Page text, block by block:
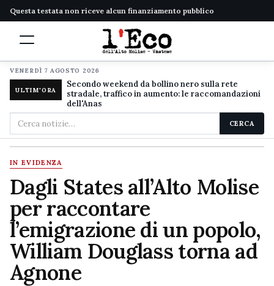
Questa testata non riceve alcun finanziamento pubblico
VENERDÌ 7 AGOSTO 2026
ULTIM'ORA
Secondo weekend da bollino nero sulla rete
stradale, traffico in aumento: le raccomandazioni
dell'Anas
Cerca
nel
sito
CERCA
IN EVIDENZA
Dagli States all’Alto Molise
per raccontare
l’emigrazione di un popolo,
William Douglass torna ad
Agnone